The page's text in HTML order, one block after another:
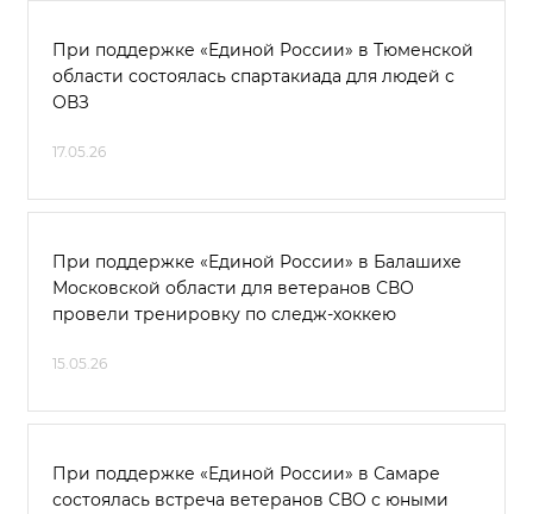
При поддержке «Единой России» в Тюменской
области состоялась спартакиада для людей с
ОВЗ
17.05.26
При поддержке «Единой России» в Балашихе
Московской области для ветеранов СВО
провели тренировку по следж-хоккею
15.05.26
При поддержке «Единой России» в Самаре
состоялась встреча ветеранов СВО с юными